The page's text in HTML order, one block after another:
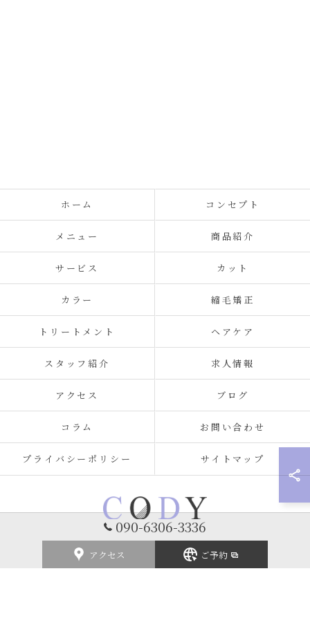
090-6306-3336
アクセス ご予約
ホーム コンセプト
メニュー 商品紹介
サービス カット
カラー 縮毛矯正
トリートメント ヘアケア
スタッフ紹介 求人情報
アクセス ブログ
コラム お問い合わせ
プライバシーポリシー サイトマップ
© 2026 福岡県北九州の美容室ならCODY ALL RIGHTS RESERVED.